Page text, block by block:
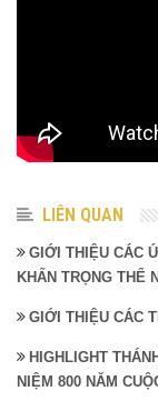
LIÊN QUAN
GIỚI THIỆU CÁC
KHẤN TRỌNG THỂ
GIỚI THIỆU CÁC
HIGHLIGHT
NIỆM 800 NĂM